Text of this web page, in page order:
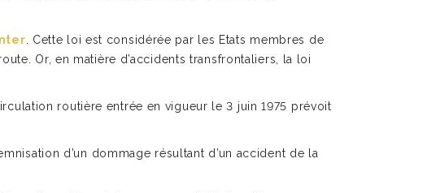
. Cette loi est considérée par les Etats membres de
Or, en matière d’accidents transfrontaliers, la loi
routière entrée en vigueur le 3 juin 1975 prévoit
d’un dommage résultant d’un accident de la